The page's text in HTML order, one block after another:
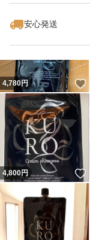
安心発送
4,780円
4,800円